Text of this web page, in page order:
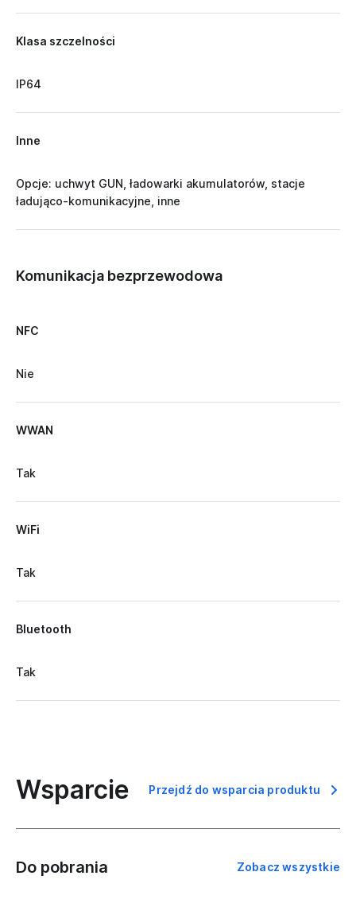
Klasa szczelności
IP64
Inne
Opcje: uchwyt GUN, ładowarki akumulatorów, stacje
ładująco-komunikacyjne, inne
Komunikacja bezprzewodowa
NFC
Nie
WWAN
Tak
WiFi
Tak
Bluetooth
Tak
Wsparcie Przejdź do wsparcia produktu
Do pobrania Zobacz wszystkie